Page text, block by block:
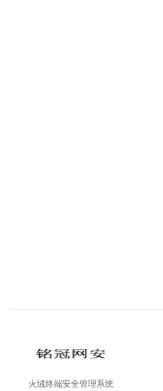
火绒终端安全管理系统